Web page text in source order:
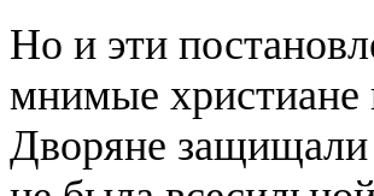
Но и эти
мнимые христиане
Дворяне защищали